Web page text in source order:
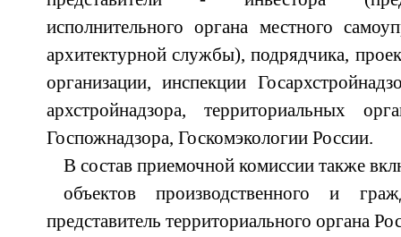
исполнительного органа местного
архитектурной службы), подрядчика,
организации, инспекции
архстройнадзора, территориальных
Госпожнадзора, Госкомэкологии России.
В состав приемочной комиссии также
объектов производственного и
представитель территориального органа